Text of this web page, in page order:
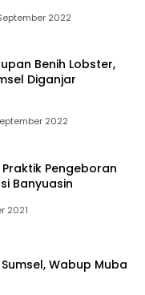
2022
Benih Lobster,
Diganjar
2022
Pengeboran
Banyuasin
2021
Wabup Muba